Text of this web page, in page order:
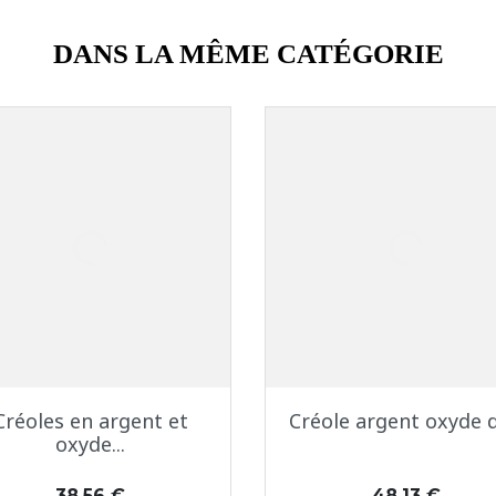
DANS LA MÊME CATÉGORIE

en argent et
oxyde...
Aperçu rapide
Créole argent oxyde